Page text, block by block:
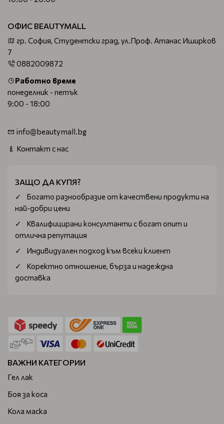
ОФИС BEAUTYMALL
гр. София, Студентски град, ул.Проф. Атанас Иширков
7
0882009872
Работно време
понеделник - петък
9:00 - 18:00
info@beautymall.bg
Контакт с нас
ЗАЩО ДА КУПЯ?
Богатo разнообразие от качествени продукти на
най-добри цени
Квалифицирани консултанти с богат опит и
отлична репутация
Индивидуален подход към всеки клиент
Коректно отношение, бърза и надеждна
доставка
ВАЖНИ КАТЕГОРИИ
Гел лак
Боя за коса
Кола маска